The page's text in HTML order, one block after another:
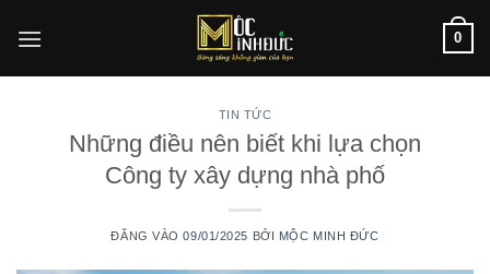
qua
0
TIN TỨC
Những điều nên biết khi lựa chọn
Công ty xây dựng nhà phố
ĐĂNG VÀO09/01/2025 BỞI MỘC MINH ĐỨC